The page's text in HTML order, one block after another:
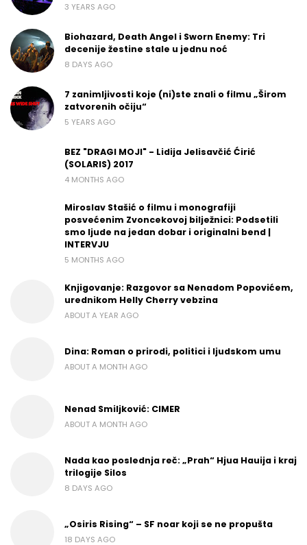
3 YEARS AGO
Biohazard, Death Angel i Sworn Enemy: Tri
decenije žestine stale u jednu noć
8 DAYS AGO
7 zanimljivosti koje (ni)ste znali o filmu „Širom
zatvorenih očiju“
5 YEARS AGO
BEZ "DRAGI MOJI" - Lidija Jelisavčić Ćirić
(SOLARIS) 2017
4 MONTHS AGO
Miroslav Stašić o filmu i monografiji
posvećenim Zvoncekovoj bilježnici: Podsetili
smo ljude na jedan dobar i originalni bend |
INTERVJU
5 MONTHS AGO
Knjigovanje: Razgovor sa Nenadom Popovićem,
urednikom Helly Cherry vebzina
ABOUT A YEAR AGO
Dina: Roman o prirodi, politici i ljudskom umu
ABOUT A MONTH AGO
Nenad Smiljković: CIMER
ABOUT A MONTH AGO
Nada kao poslednja reč: „Prah“ Hjua Hauija i kraj
trilogije Silos
8 DAYS AGO
„Osiris Rising“ – SF noar koji se ne propušta
18 DAYS AGO